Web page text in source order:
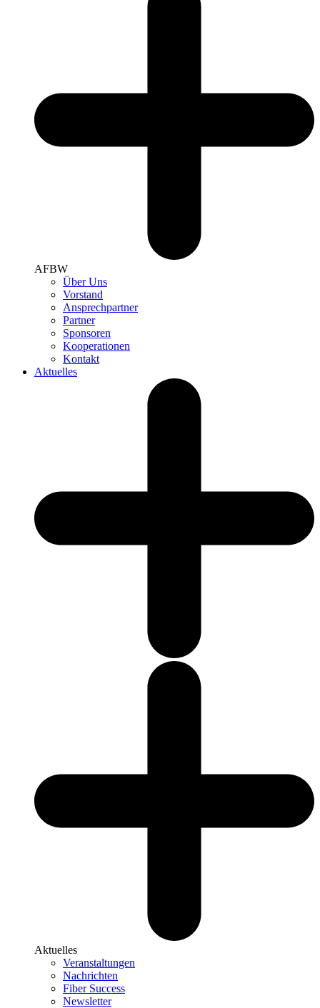
AFBW
Über Uns
Vorstand
Ansprechpartner
Partner
Sponsoren
Kooperationen
Kontakt
Aktuelles
Aktuelles
Veranstaltungen
Nachrichten
Fiber Success
Newsletter